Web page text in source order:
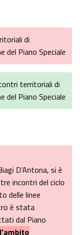
di
del Piano Speciale
territoriali di
del Piano Speciale
D’Antona, si è
incontri del ciclo
delle linee
è stata
dal Piano